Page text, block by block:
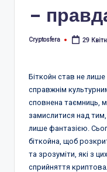
–
Опубліковано
Cryptosfera 29
Біткойн став не
справжнім
сповнена таємниць,
замислитися над
лише фантазією.
біткойна, щоб
та зрозуміти, які з
сприйняття